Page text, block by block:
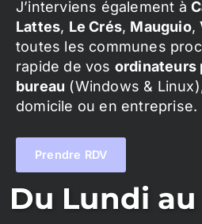
J’interviens également à
Lattes, Le Crés, Mauguio,
toutes les communes
rapide de vos ordinateurs
bureau (Windows &
domicile ou en entreprise.
Prendre RDV
Du Lundi